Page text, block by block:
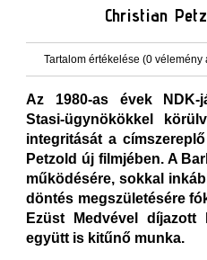
Christian
Tartalom értékelése (0 vélemény
Az 1980-as évek NDK-
Stasi-ügynökökkel
integritását a
Petzold új filmjében. A
működésére, sokkal
döntés megszületésére
Ezüst Medvével díjazott
együtt is kitűnő munka.